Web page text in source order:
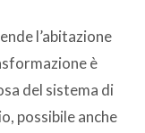
l’abitazione
è
del sistema di
possibile anche